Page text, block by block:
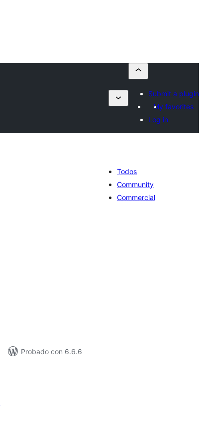
Submit a plugin
My favorites
Log in
Todos
Community
Commercial
Probado con 6.6.6